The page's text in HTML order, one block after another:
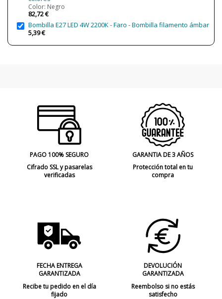
Color: Negro
82,72 €
Bombilla E27 LED 4W 2200K - Faro - Bombilla filamento ámbar
5,39 €
PAGO 100% SEGURO
Cifrado SSL y pasarelas
verificadas
GARANTIA DE 3 AÑOS
Protección total en tu
compra
FECHA ENTREGA
GARANTIZADA
Recibe tu pedido en el día
fijado
DEVOLUCIÓN
GARANTIZADA
Reembolso si no estás
satisfecho